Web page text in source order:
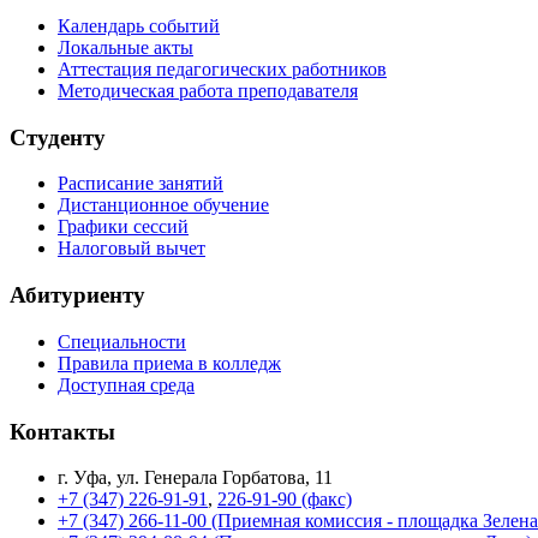
Календарь событий
Локальные акты
Аттестация педагогических работников
Методическая работа преподавателя
Студенту
Расписание занятий
Дистанционное обучение
Графики сессий
Налоговый вычет
Абитуриенту
Специальности
Правила приема в колледж
Доступная среда
Контакты
г. Уфа, ул. Генерала Горбатова, 11
+7 (347) 226-91-91 , 226-91-90 (факс)
+7 (347) 266-11-00 (Приемная комиссия - площадка